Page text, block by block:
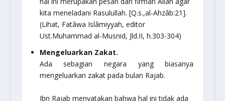
kita meneladani Rasulullah. [Q.s.,al-Ahzâb:21].
(Lihat, Fatâwa Islâmiyyah, editor
Ust.Muhammad al-Musnid, Jld.II, h.303-304)
Mengeluarkan Zakat.
Ada sebagian negara yang biasanya
mengeluarkan zakat pada bulan Rajab.
Ibn Rajab menyatakan bahwa hal ini tidak ada